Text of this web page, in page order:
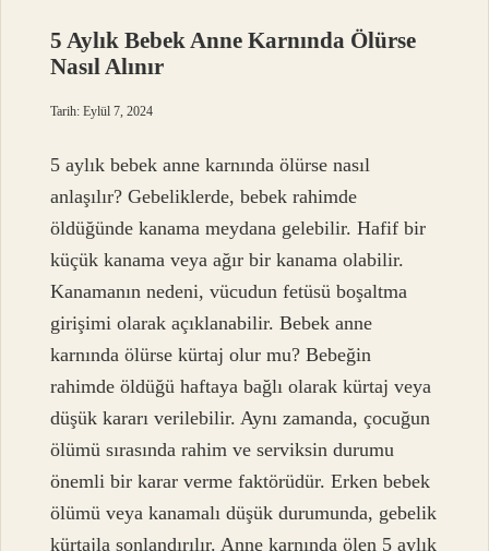
5 Aylık Bebek Anne Karnında Ölürse
Nasıl Alınır
Tarih: Eylül 7, 2024
5 aylık bebek anne karnında ölürse nasıl
anlaşılır? Gebeliklerde, bebek rahimde
öldüğünde kanama meydana gelebilir. Hafif bir
küçük kanama veya ağır bir kanama olabilir.
Kanamanın nedeni, vücudun fetüsü boşaltma
girişimi olarak açıklanabilir. Bebek anne
karnında ölürse kürtaj olur mu? Bebeğin
rahimde öldüğü haftaya bağlı olarak kürtaj veya
düşük kararı verilebilir. Aynı zamanda, çocuğun
ölümü sırasında rahim ve serviksin durumu
önemli bir karar verme faktörüdür. Erken bebek
ölümü veya kanamalı düşük durumunda, gebelik
kürtajla sonlandırılır. Anne karnında ölen 5 aylık